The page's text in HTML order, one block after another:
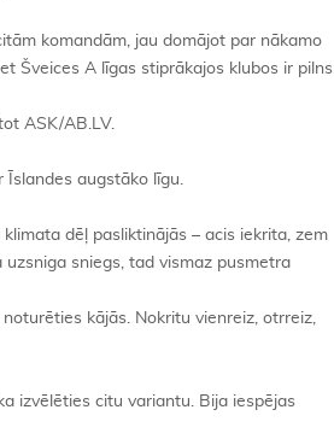
komandām, jau domājot par nākamo
Šveices A līgas stiprākajos klubos ir pilns
ASK/AB.LV.
Īslandes augstāko līgu.
dēļ pasliktinājās – acis iekrita, zem
sniegs, tad vismaz pusmetra
kājās. Nokritu vienreiz, otrreiz,
izvēlēties citu variantu. Bija iespējas